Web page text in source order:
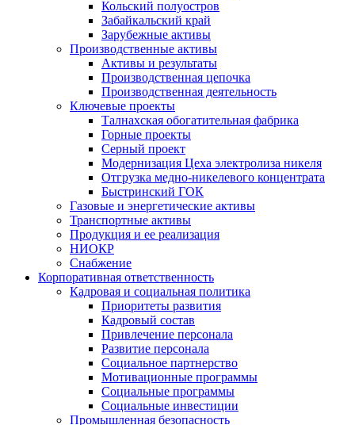
Кольский полуостров
Забайкальский край
Зарубежные активы
Производственные активы
Активы и результаты
Производственная цепочка
Производственная деятельность
Ключевые проекты
Талнахская обогатительная фабрика
Горные проекты
Серный проект
Модернизация Цеха электролиза никеля
Отгрузка медно-никелевого концентрата
Быстринский ГОК
Газовые и энергетические активы
Транспортные активы
Продукция и ее реализация
НИОКР
Снабжение
Корпоративная ответственность
Кадровая и социальная политика
Приоритеты развития
Кадровый состав
Привлечение персонала
Развитие персонала
Социальное партнерство
Мотивационные программы
Социальные программы
Социальные инвестиции
Промышленная безопасность